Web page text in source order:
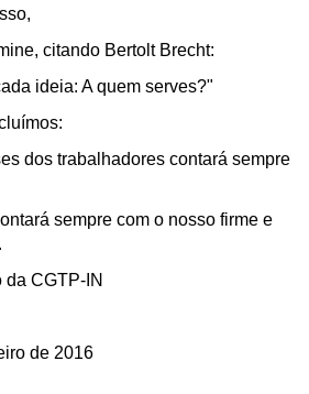
citando Bertolt Brecht:
ideia: A quem serves?"
dos trabalhadores contará sempre
sempre com o nosso firme e
CGTP-IN
de 2016